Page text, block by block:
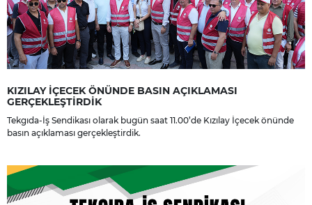
KIZILAY İÇECEK ÖNÜNDE BASIN AÇIKLAMASI
GERÇEKLEŞTİRDİK
Tekgıda-İş Sendikası olarak bugün saat 11.00’de Kızılay İçecek önünde
basın açıklaması gerçekleştirdik.